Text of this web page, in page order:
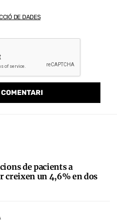
DE DADES
de pacients a
creixen un 4,6% en dos